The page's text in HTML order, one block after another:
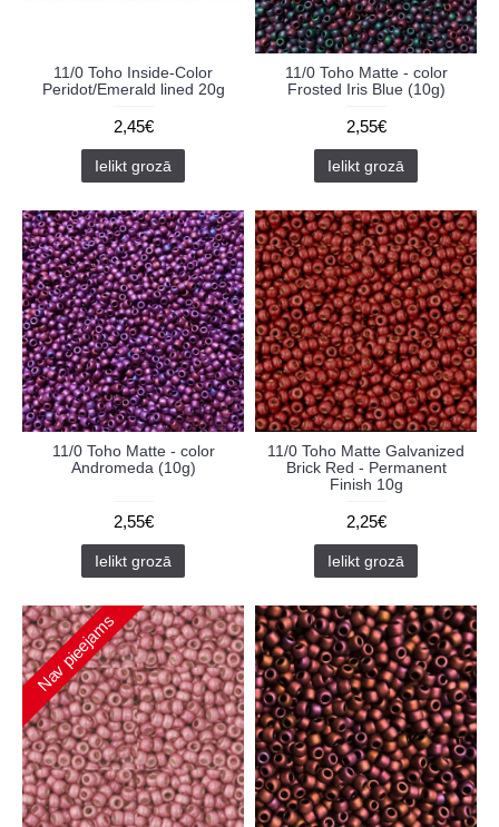
11/0 Toho Inside-Color
Peridot/Emerald lined 20g
2,45€
Ielikt grozā
11/0 Toho Matte - color
Frosted Iris Blue (10g)
2,55€
Ielikt grozā
11/0 Toho Matte - color
Andromeda (10g)
2,55€
Ielikt grozā
11/0 Toho Matte Galvanized
Brick Red - Permanent
Finish 10g
2,25€
Ielikt grozā
Nav pieejams